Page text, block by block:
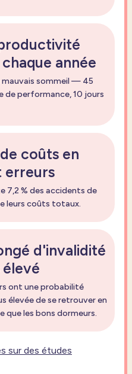
année
mauvais sommeil — 45
de performance, 10 jours
coûts en
erreurs
7,2 % des accidents de
leurs coûts totaux.
d'invalidité
ont une probabilité
élevée de se retrouver en
que les bons dormeurs.
sur des études